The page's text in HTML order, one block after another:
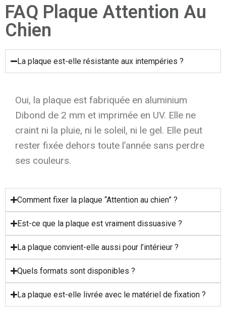
FAQ Plaque Attention Au
Chien
La plaque est-elle résistante aux intempéries ?
Oui, la plaque est fabriquée en aluminium
Dibond de 2 mm et imprimée en UV. Elle ne
craint ni la pluie, ni le soleil, ni le gel. Elle peut
rester fixée dehors toute l’année sans perdre
ses couleurs.
Comment fixer la plaque “Attention au chien” ?
Est-ce que la plaque est vraiment dissuasive ?
La plaque convient-elle aussi pour l’intérieur ?
Quels formats sont disponibles ?
La plaque est-elle livrée avec le matériel de fixation ?